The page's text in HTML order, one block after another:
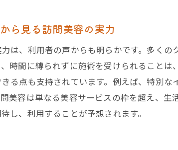
訪問美容のプ
高品質を
プロフェ
ら見る訪問美容の実力
は、利用者の声からも明らかです。多く
時間に縛られずに施術を受けられること
る点も支持されています。例えば、特別
美容は単なる美容サービスの枠を超え、
し、利用することが予想されます。